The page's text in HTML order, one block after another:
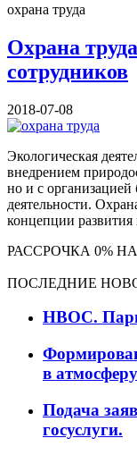
охрана труда
Охрана
сотрудников
2018-07-08
Экологическая
внедрением
но и с организацией
деятельности.
концепции
РАССРОЧКА 0%
ПОСЛЕДНИЕ
НВОС.
в
Подача
госуслуги.